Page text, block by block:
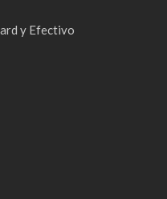
y Efectivo